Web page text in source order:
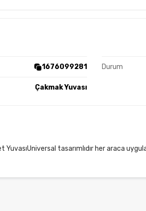
1676099281 Durum
Çakmak Yuvası
tasarımlıdır her araca